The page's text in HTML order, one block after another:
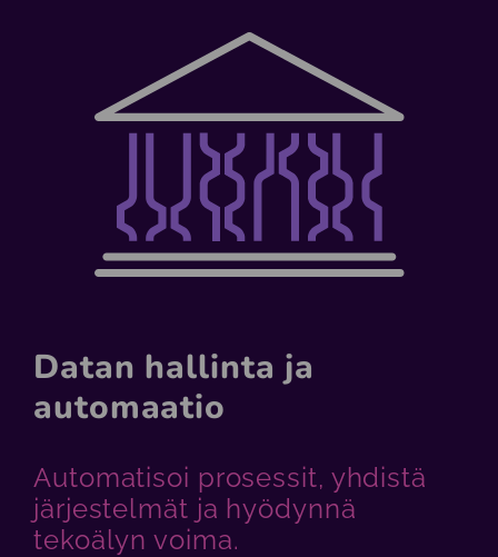
Datan hallinta ja
automaatio
Automatisoi prosessit, yhdistä
järjestelmät ja hyödynnä
tekoälyn voima.